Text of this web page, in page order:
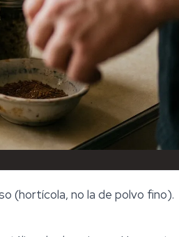
(hortícola, no la de polvo fino).